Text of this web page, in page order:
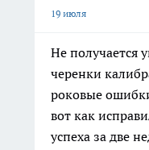
19 июля
Не получается
черенки
роковые
вот как
успеха за две